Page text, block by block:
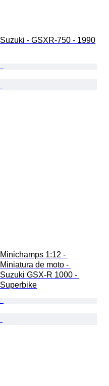
Suzuki - GSXR-750 - 1990
Minichamps 1:12 -
Miniatura de moto -
Suzuki GSX-R 1000 -
Superbike